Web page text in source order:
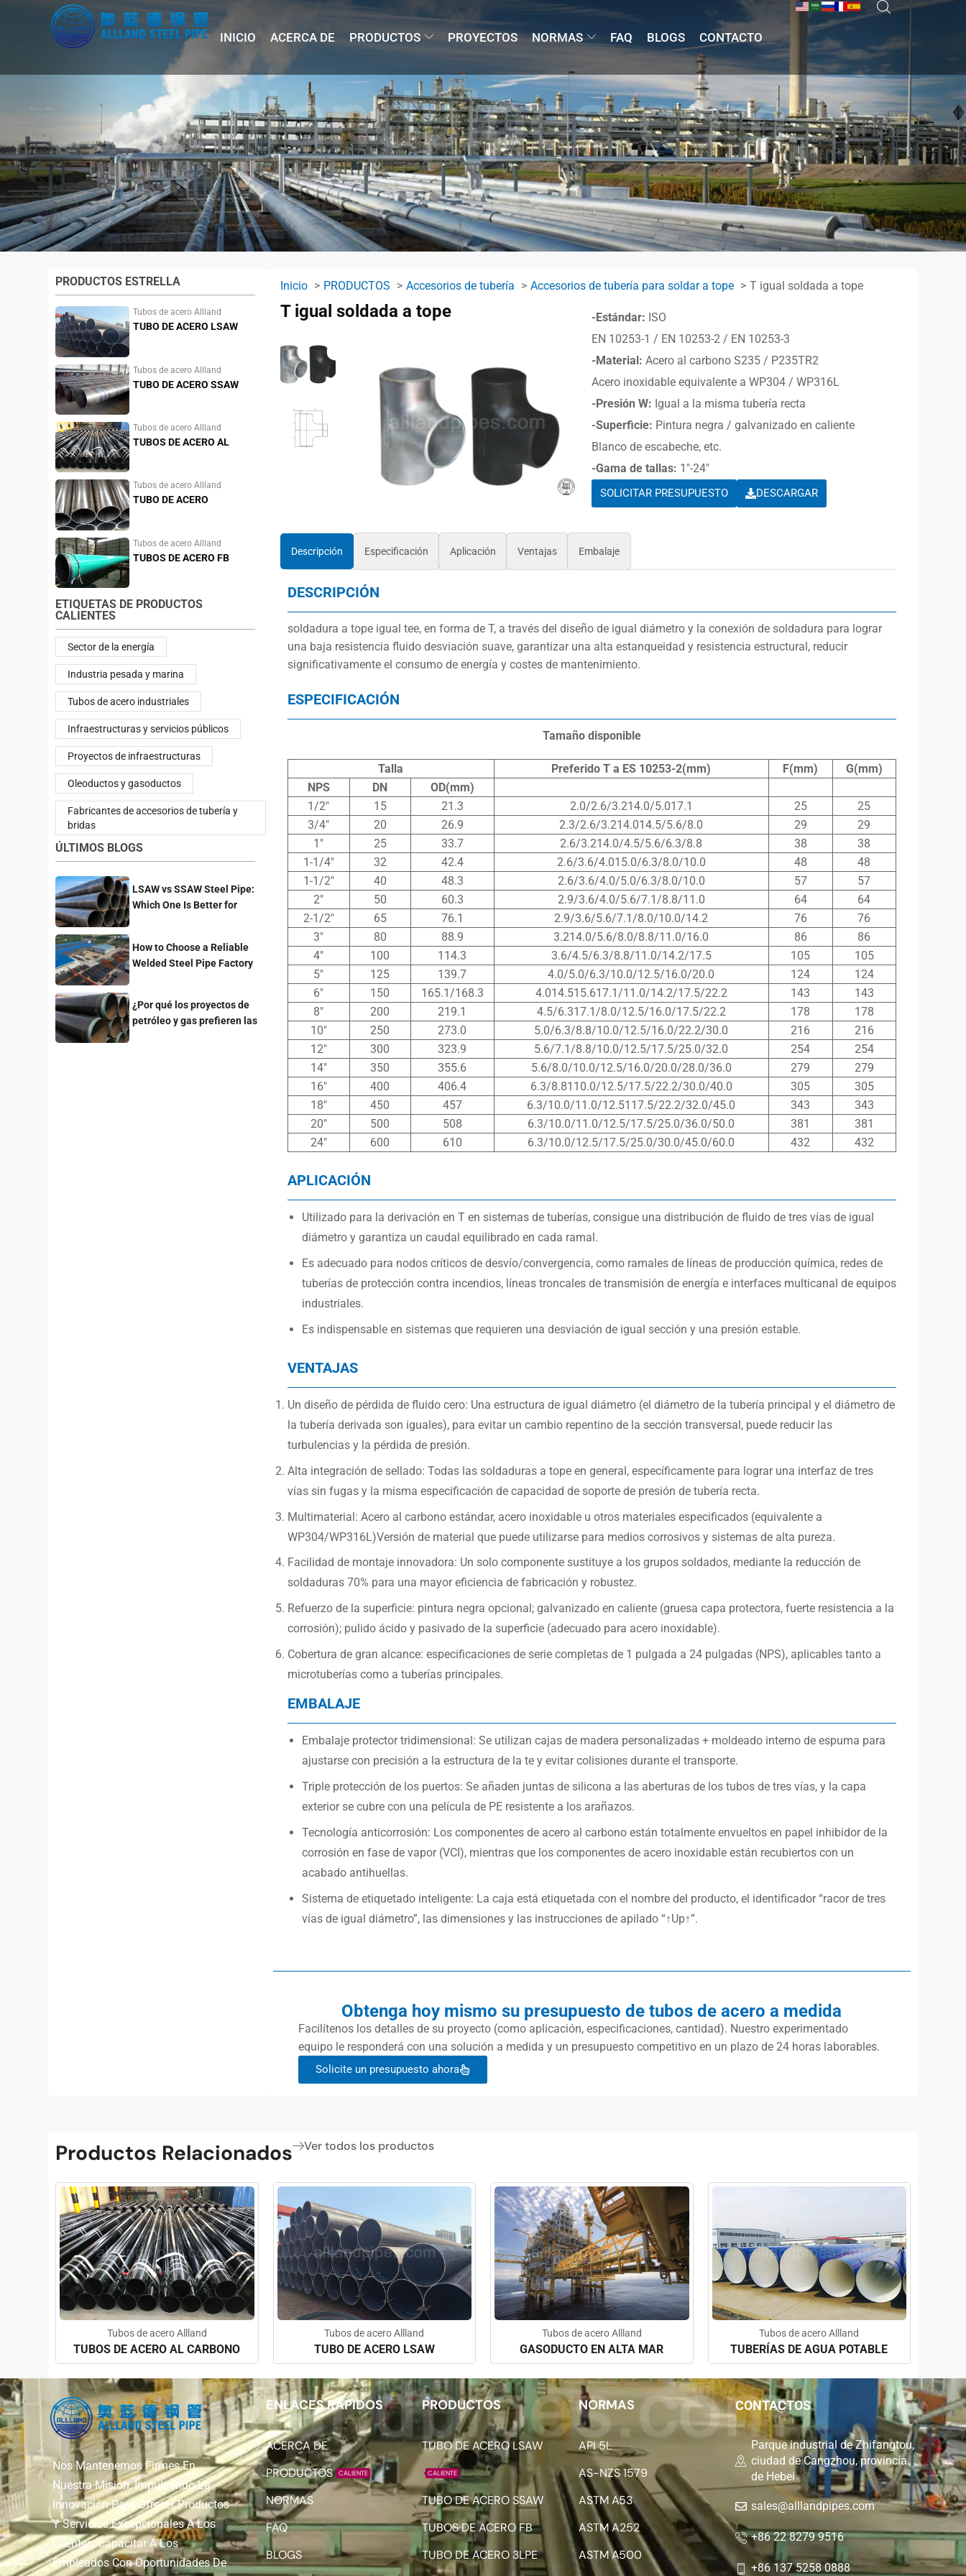
INICIO ACERCA DE PRODUCTOS PROYECTOS NORMAS FAQ BLOGS CONTACTO
PRODUCTOS ESTRELLA
Tubos de acero Allland
TUBO DE ACERO LSAW
Tubos de acero Allland
TUBO DE ACERO SSAW
Tubos de acero Allland
TUBOS DE ACERO AL
Tubos de acero Allland
TUBO DE ACERO
Tubos de acero Allland
TUBOS DE ACERO FB
ETIQUETAS DE PRODUCTOS
CALIENTES
Sector de la energía
Industria pesada y marina
Tubos de acero industriales
Infraestructuras y servicios públicos
Proyectos de infraestructuras
Oleoductos y gasoductos
Fabricantes de accesorios de tubería y
bridas
ÚLTIMOS BLOGS
LSAW vs SSAW Steel Pipe:
Which One Is Better for
How to Choose a Reliable
Welded Steel Pipe Factory
¿Por qué los proyectos de
petróleo y gas prefieren las
Inicio PRODUCTOS Accesorios de tubería Accesorios de tubería para soldar a tope T igual soldada a tope
T igual soldada a tope -Estándar: ISO
EN 10253-1 / EN 10253-2 / EN 10253-3
-Material: Acero al carbono S235 / P235TR2
Acero inoxidable equivalente a WP304 / WP316L
-Presión W: Igual a la misma tubería recta
-Superficie: Pintura negra / galvanizado en caliente
Blanco de escabeche, etc.
-Gama de tallas: 1″-24″
SOLICITAR PRESUPUESTO DESCARGAR
Descripción Especificación Aplicación Ventajas Embalaje
DESCRIPCIÓN
soldadura a tope igual tee, en forma de T, a través del diseño de igual diámetro y la conexión de soldadura para lograr
una baja resistencia fluido desviación suave, garantizar una alta estanqueidad y resistencia estructural, reducir
significativamente el consumo de energía y costes de mantenimiento.
ESPECIFICACIÓN
Tamaño disponible
Talla Preferido T a ES 10253-2(mm) F(mm)
G(mm)
NPS
DN
OD(mm)
1/2″
15 21.3 2.0/2.6/3.214.0/5.017.1 25
25
3/4″
20 26.9 2.3/2.6/3.214.014.5/5.6/8.0 29
29
1″
25 33.7 2.6/3.214.0/4.5/5.6/6.3/8.8 38
38
1-1/4″
32 42.4 2.6/3.6/4.015.0/6.3/8.0/10.0 48
48
1-1/2″
40 48.3 2.6/3.6/4.0/5.0/6.3/8.0/10.0 57
57
2″
50 60.3 2.9/3.6/4.0/5.6/7.1/8.8/11.0 64
64
2-1/2″
65 76.1 2.9/3.6/5.6/7.1/8.0/10.0/14.2 76
76
3″
80 88.9 3.214.0/5.6/8.0/8.8/11.0/16.0 86
86
4″
100 114.3 3.6/4.5/6.3/8.8/11.0/14.2/17.5 105
105
5″
125 139.7 4.0/5.0/6.3/10.0/12.5/16.0/20.0 124
124
6″
150 165.1/168.3 4.014.515.617.1/11.0/14.2/17.5/22.2 143
143
8″
200 219.1 4.5/6.317.1/8.0/12.5/16.0/17.5/22.2 178
178
10″
250 273.0 5.0/6.3/8.8/10.0/12.5/16.0/22.2/30.0 216
216
12″
300 323.9 5.6/7.1/8.8/10.0/12.5/17.5/25.0/32.0 254
254
14″
350 355.6 5.6/8.0/10.0/12.5/16.0/20.0/28.0/36.0 279
279
16″
400 406.4 6.3/8.8110.0/12.5/17.5/22.2/30.0/40.0 305
305
18″
450 457 6.3/10.0/11.0/12.5117.5/22.2/32.0/45.0 343
343
20″
500 508 6.3/10.0/11.0/12.5/17.5/25.0/36.0/50.0 381
381
24″
600 610 6.3/10.0/12.5/17.5/25.0/30.0/45.0/60.0 432 432
APLICACIÓN
Utilizado para la derivación en T en sistemas de tuberías, consigue una distribución de fluido de tres vías de igual
diámetro y garantiza un caudal equilibrado en cada ramal.
Es adecuado para nodos críticos de desvío/convergencia, como ramales de líneas de producción química, redes de
tuberías de protección contra incendios, líneas troncales de transmisión de energía e interfaces multicanal de equipos
industriales.
Es indispensable en sistemas que requieren una desviación de igual sección y una presión estable.
VENTAJAS
Un diseño de pérdida de fluido cero: Una estructura de igual diámetro (el diámetro de la tubería principal y el diámetro de
la tubería derivada son iguales), para evitar un cambio repentino de la sección transversal, puede reducir las
turbulencias y la pérdida de presión.
Alta integración de sellado: Todas las soldaduras a tope en general, específicamente para lograr una interfaz de tres
vías sin fugas y la misma especificación de capacidad de soporte de presión de tubería recta.
Multimaterial: Acero al carbono estándar, acero inoxidable u otros materiales especificados (equivalente a
WP304/WP316L)Versión de material que puede utilizarse para medios corrosivos y sistemas de alta pureza.
Facilidad de montaje innovadora: Un solo componente sustituye a los grupos soldados, mediante la reducción de
soldaduras 70% para una mayor eficiencia de fabricación y robustez.
Refuerzo de la superficie: pintura negra opcional; galvanizado en caliente (gruesa capa protectora, fuerte resistencia a la
corrosión); pulido ácido y pasivado de la superficie (adecuado para acero inoxidable).
Cobertura de gran alcance: especificaciones de serie completas de 1 pulgada a 24 pulgadas (NPS), aplicables tanto a
microtuberías como a tuberías principales.
EMBALAJE
Embalaje protector tridimensional: Se utilizan cajas de madera personalizadas + moldeado interno de espuma para
ajustarse con precisión a la estructura de la te y evitar colisiones durante el transporte.
Triple protección de los puertos: Se añaden juntas de silicona a las aberturas de los tubos de tres vías, y la capa
exterior se cubre con una película de PE resistente a los arañazos.
Tecnología anticorrosión: Los componentes de acero al carbono están totalmente envueltos en papel inhibidor de la
corrosión en fase de vapor (VCI), mientras que los componentes de acero inoxidable están recubiertos con un
acabado antihuellas.
Sistema de etiquetado inteligente: La caja está etiquetada con el nombre del producto, el identificador “racor de tres
vías de igual diámetro”, las dimensiones y las instrucciones de apilado “↑Up↑”.
Obtenga hoy mismo su presupuesto de tubos de acero a medida
Facilítenos los detalles de su proyecto (como aplicación, especificaciones, cantidad). Nuestro experimentado
equipo le responderá con una solución a medida y un presupuesto competitivo en un plazo de 24 horas laborables.
Solicite un presupuesto ahora
Productos Relacionados Ver todos los productos
Tubos de acero Allland
TUBOS DE ACERO AL CARBONO
Tubos de acero Allland
TUBO DE ACERO LSAW
Tubos de acero Allland
GASODUCTO EN ALTA MAR
Tubos de acero Allland
TUBERÍAS DE AGUA POTABLE
Nos Mantenemos Firmes En
Nuestra Misión, Impulsando La
Innovación Para Ofrecer Productos
Y Servicios Excepcionales A Los
Clientes, Capacitar A Los
Empleados Con Oportunidades De
ENLACES RÁPIDOS
ACERCA DE
PRODUCTOS
CALIENTE
NORMAS
FAQ
BLOGS
PRODUCTOS
TUBO DE ACERO LSAW
CALIENTE
TUBO DE ACERO SSAW
TUBOS DE ACERO FB
TUBO DE ACERO 3LPE
NORMAS
API 5L
AS-NZS 1579
ASTM A53
ASTM A252
ASTM A500
CONTACTOS
Parque industrial de Zhifangtou,
ciudad de Cangzhou, provincia
de Hebei
sales@alllandpipes.com
+86 22 8279 9516
+86 137 5258 0888